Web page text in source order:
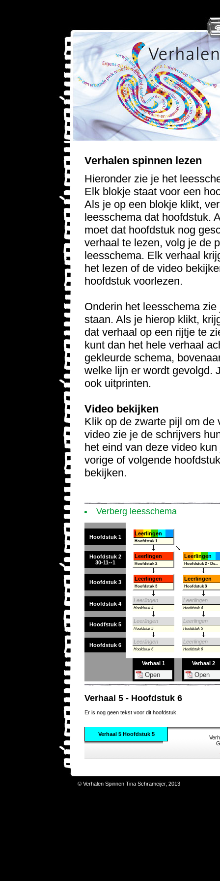
Verhalen spinnen lezen
Hieronder zie je het
Elk blokje staat voor een
Als je op een blokje klikt,
leesschema dat hoofdstuk.
moet dat hoofdstuk nog
verhaal te lezen, volg je de
leesschema. Elk verhaal
het lezen of de video
hoofdstuk voorlezen.
Onderin het leesschema
staan. Als je hierop klikt,
dat verhaal op een rijtje te
kunt dan het hele verhaal
gekleurde schema,
welke lijn er wordt gevolgd.
ook uitprinten.
Video bekijken
Klik op de zwarte pijl om de
video zie je de schrijvers
het eind van deze video
vorige of volgende
bekijken.
Verberg leesschema
Hoofdstuk 1
Leerlingen
Hoofdstuk 1
Hoofdstuk 2
30-11--1
Leerlingen
Hoofdstuk 2
Leerlingen
Hoofdstuk 2 - De...
Hoofdstuk 3
Leerlingen
Hoofdstuk 3
Leerlingen
Hoofdstuk 3
Hoofdstuk 4
Leerlingen
Hoofdstuk 4
Leerlingen
Hoofdstuk 4
Hoodfstuk 5
Leerlingen
Hoofdstuk 5
Leerlingen
Hoofdstuk 5
Hoofdstuk 6
Leerlingen
Hoofdstuk 6
Leerlingen
Hoofdstuk 6
Verhaal 1 Verhaal 2
Verhaal 5 - Hoofdstuk 6
Er is nog geen tekst voor dit hoofdstuk.
Verhaal 5 Hoofdstuk 5
© Verhalen Spinnen Tina Schrameijer, 2013